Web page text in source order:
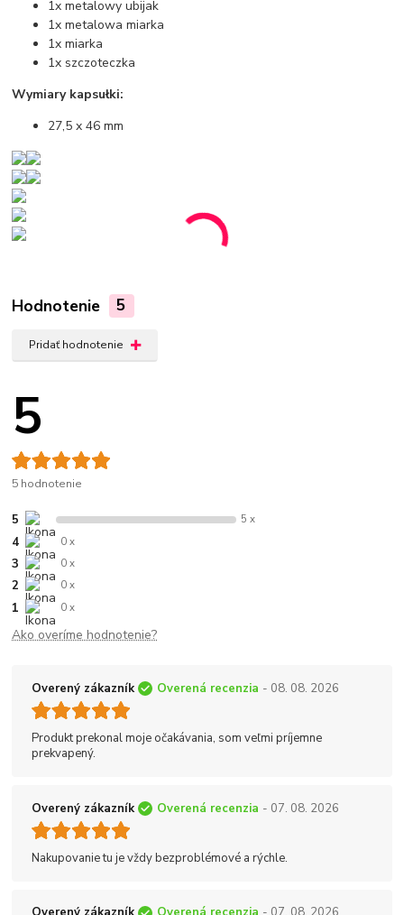
1x metalowy ubijak
1x metalowa miarka
1x miarka
1x szczoteczka
Wymiary kapsułki:
27,5 x 46 mm
Hodnotenie 5
Pridať hodnotenie
5
5 hodnotenie
5 5 x
4 0 x
3 0 x
2 0 x
1 0 x
Ako overíme hodnotenie?
Overený zákazník Overená recenzia - 08. 08. 2026
Produkt prekonal moje očakávania, som veľmi príjemne
prekvapený.
Overený zákazník Overená recenzia - 07. 08. 2026
Nakupovanie tu je vždy bezproblémové a rýchle.